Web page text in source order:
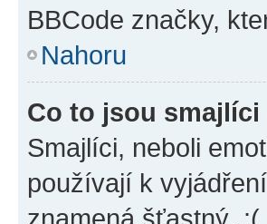
BBCode značky,
Nahoru
Co to jsou
Smajlíci, neboli
používají k
znamená šťastný,